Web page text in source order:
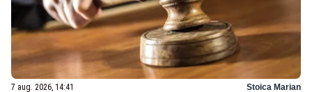
7 aug. 2026, 14:41 Stoica Marian